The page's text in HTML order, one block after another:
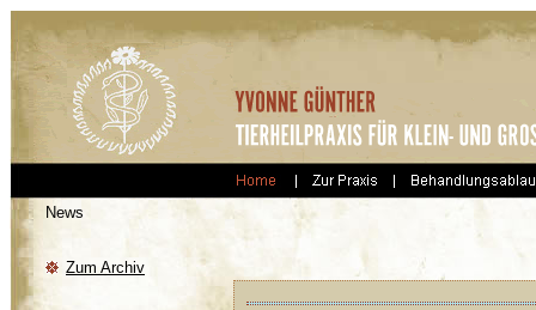
News
Zum Archiv